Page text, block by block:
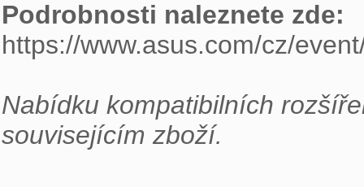
https://www.asus.com/cz/
Nabídku kompatibilních
souvisejícím zboží.